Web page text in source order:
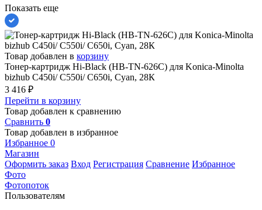
Показать еще
Товар добавлен в корзину
Тонер-картридж Hi-Black (HB-TN-626C) для Konica-Minolta
bizhub C450i/ C550i/ C650i, Cyan, 28К
3 416 ₽
Перейти в корзину
Товар добавлен к сравнению
Сравнить 0
Товар добавлен в избранное
Избранное 0
Магазин
Оформить заказ Вход Регистрация Сравнение Избранное
Фото
Фотопоток
Пользователям